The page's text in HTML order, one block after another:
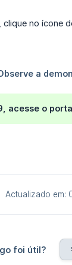
, clique no ícone
acesse o
Actualizado em:
foi útil?